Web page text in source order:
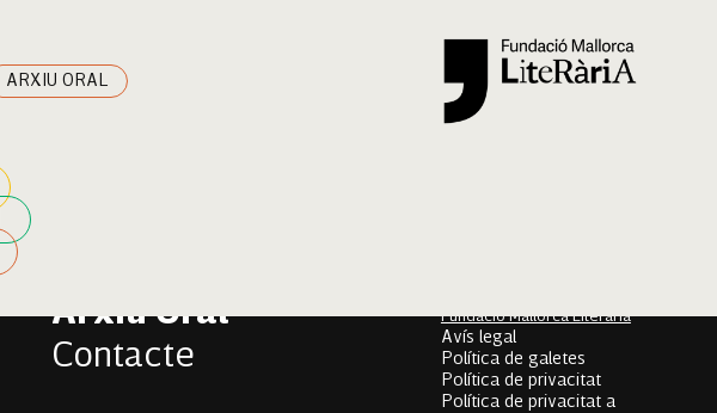
ARXIU ORAL
Arxiu Oral
Contacte
Fundació Mallorca Literària
Avís legal
Política de galetes
Política de privacitat
Política de privacitat a